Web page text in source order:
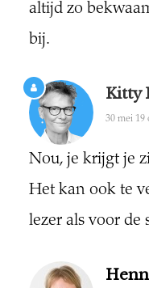
altijd zo
bij.
Kitty
30 mei 19
Nou, je krijgt je
Het kan ook te
lezer als voor de